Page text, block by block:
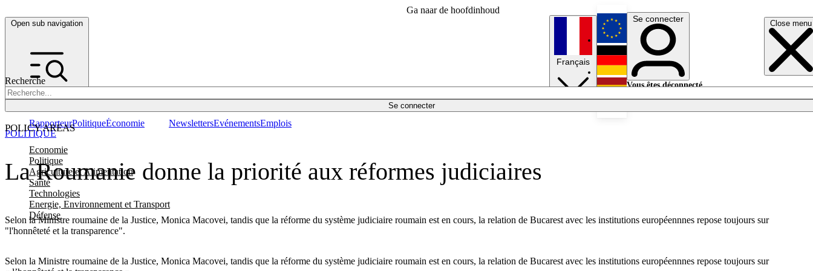
Ga naar de hoofdinhoud
Open sub navigation Close menu
Recherche
Se connecter
POLICY AREAS
Economie
Politique
Agriculture et Alimentation
Santé
Technologies
Energie, Environnement et Transport
Défense
RapporteurPolitiqueÉconomie NewslettersEvénementsEmplois
Français
English
Deutsch
Se connecter
Vous êtes déconnecté.
La Roumanie donne la priorité aux réformes judiciaires
Selon la Ministre roumaine de la Justice, Monica Macovei, tandis que la réforme du système judiciaire roumain est en cours, la relation de Bucarest avec les institutions européennnes repose toujours sur
"l'honnêteté et la transparence".
POLITIQUE
Selon la Ministre roumaine de la Justice, Monica Macovei, tandis que la réforme du système judiciaire roumain est en cours, la relation de Bucarest avec les institutions européennnes repose toujours sur